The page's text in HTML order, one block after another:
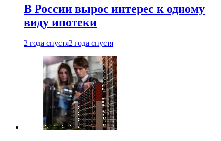
В России вырос интерес к одному
виду ипотеки
2 года спустя2 года спустя